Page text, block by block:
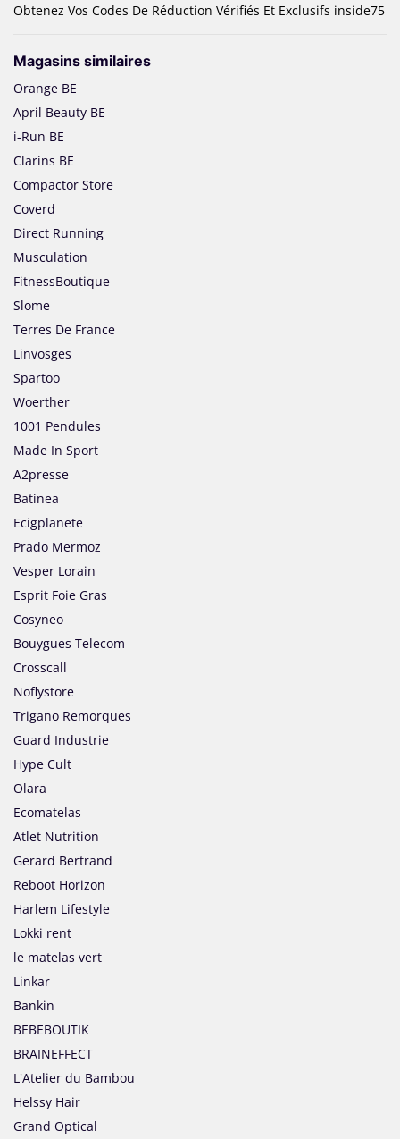
Obtenez Vos Codes De Réduction Vérifiés Et Exclusifs inside75
Magasins similaires
Orange BE
April Beauty BE
i-Run BE
Clarins BE
Compactor Store
Coverd
Direct Running
Musculation
FitnessBoutique
Slome
Terres De France
Linvosges
Spartoo
Woerther
1001 Pendules
Made In Sport
A2presse
Batinea
Ecigplanete
Prado Mermoz
Vesper Lorain
Esprit Foie Gras
Cosyneo
Bouygues Telecom
Crosscall
Noflystore
Trigano Remorques
Guard Industrie
Hype Cult
Olara
Ecomatelas
Atlet Nutrition
Gerard Bertrand
Reboot Horizon
Harlem Lifestyle
Lokki rent
le matelas vert
Linkar
Bankin
BEBEBOUTIK
BRAINEFFECT
L'Atelier du Bambou
Helssy Hair
Grand Optical